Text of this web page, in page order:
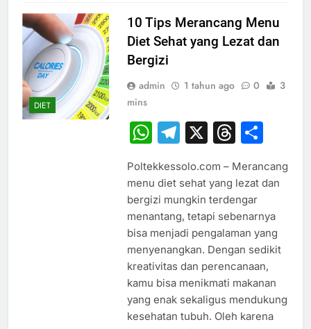
DIET
10 Tips Merancang Menu
Diet Sehat yang Lezat dan
Bergizi
admin 1 tahun ago 0
3
mins
WhatsApp
Telegram
X
Poltekkessolo.com – Merancang
menu diet sehat yang lezat dan
bergizi mungkin terdengar
menantang, tetapi sebenarnya
bisa menjadi pengalaman yang
menyenangkan. Dengan sedikit
kreativitas dan perencanaan,
kamu bisa menikmati makanan
yang enak sekaligus mendukung
kesehatan tubuh. Oleh karena